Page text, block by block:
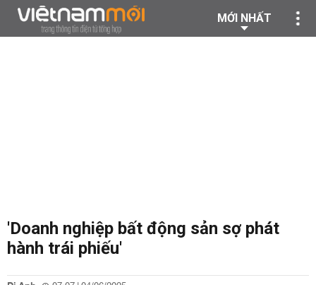
MỚI NHẤT
'Doanh nghiệp bất động sản sợ phát
hành trái phiếu'